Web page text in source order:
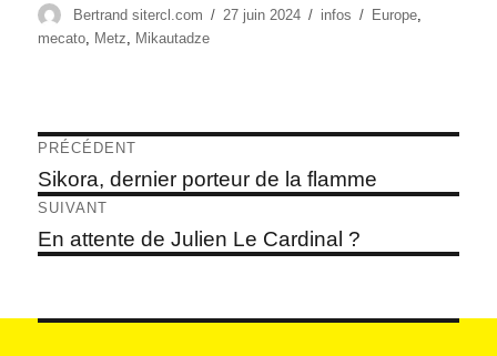
Auteur
Bertrand sitercl.com
Publié
27 juin 2024 Catégories
infos Étiquettes
Europe
mecato, Metz, Mikautadze
Navigation
de
l’article
PRÉCÉDENT
Article
précédent :
Sikora, dernier porteur de la flamme
SUIVANT
Article
suivant :
En attente de Julien Le Cardinal ?